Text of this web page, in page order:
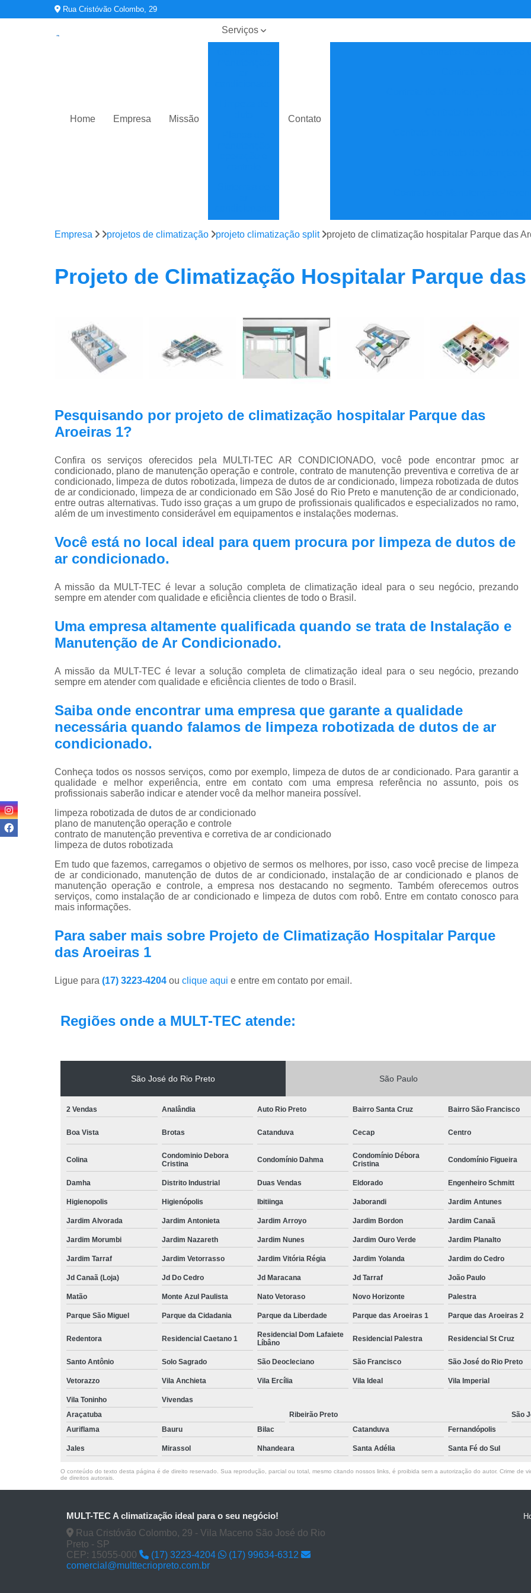
Rua Cristóvão Colombo, 29
Home Empresa Missão
Serviços
Sistemas de
climatização
Contato
Contrato Manutenção
Contrato Prestação de Serviços
Limpeza de
Limpeza de Dutos de Ar
Limpeza de Dutos de Ar Condicionado
Limpeza de Dutos e Coifas
Limpeza de
Plano de Manutenção de Ar Condicionado
Plano de Manutenção
Plano Manutenção Ar
Pmoc Ar Condicionado Central
Pmoc Ar Condicionado Vila
Pmoc para Ar Condicionado
Pmoc
Pmoc Plano de Manutenção
Retrofit de Sistema de Ar
Sistema de Dutos de Ar Condicionado
Sistema Central de
Sistema de Climatização de
Sistema de Climatização Vrf
Empresa projetos de climatização projeto climatização split projeto de climatização hospitalar Parque das
Projeto de Climatização Hospitalar Parque
Pesquisando por projeto de climatização hospitalar Parque das
Aroeiras 1?
Confira os serviços oferecidos pela MULTI-TEC AR CONDICIONADO, você pode encontrar pmoc ar
condicionado, plano de manutenção operação e controle, contrato de manutenção preventiva e corretiva de ar
condicionado, limpeza de dutos robotizada, limpeza de dutos de ar condicionado, limpeza robotizada de dutos
de ar condicionado, limpeza de ar condicionado em São José do Rio Preto e manutenção de ar condicionado,
entre outras alternativas. Tudo isso graças a um grupo de profissionais qualificados e especializados no ramo,
além de um investimento considerável em equipamentos e instalações modernas.
Você está no local ideal para quem procura por limpeza de dutos de
ar condicionado.
A missão da MULT-TEC é levar a solução completa de climatização ideal para o seu negócio, prezando
sempre em atender com qualidade e eficiência clientes de todo o Brasil.
Uma empresa altamente qualificada quando se trata de Instalação e
Manutenção de Ar Condicionado.
A missão da MULT-TEC é levar a solução completa de climatização ideal para o seu negócio, prezando
sempre em atender com qualidade e eficiência clientes de todo o Brasil.
Saiba onde encontrar uma empresa que garante a qualidade
necessária quando falamos de limpeza robotizada de dutos de ar
condicionado.
Conheça todos os nossos serviços, como por exemplo, limpeza de dutos de ar condicionado. Para garantir a
qualidade e melhor experiência, entre em contato com uma empresa referência no assunto, pois os
profissionais saberão indicar e atender você da melhor maneira possível.
limpeza robotizada de dutos de ar condicionado
plano de manutenção operação e controle
contrato de manutenção preventiva e corretiva de ar condicionado
limpeza de dutos robotizada
Em tudo que fazemos, carregamos o objetivo de sermos os melhores, por isso, caso você precise de limpeza
de ar condicionado, manutenção de dutos de ar condicionado, instalação de ar condicionado e planos de
manutenção operação e controle, a empresa nos destacando no segmento. Também oferecemos outros
serviços, como instalação de ar condicionado e limpeza de dutos com robô. Entre em contato conosco para
mais informações.
Para saber mais sobre Projeto de Climatização Hospitalar Parque
das Aroeiras 1
Ligue para (17) 3223-4204 ou clique aqui e entre em contato por email.
Regiões onde a MULT-TEC atende:
São José do Rio Preto São Paulo
2 Vendas Analândia Auto Rio Preto Bairro Santa Cruz Bairro São Francisco
Boa Vista Brotas Catanduva Cecap Centro
Colina
Condominio Debora
Cristina
Condomínio Dahma
Condomínio Débora
Cristina
Condomínio Figueira
Damha Distrito Industrial Duas Vendas Eldorado Engenheiro Schmitt
Higienopolis Higienópolis Ibitiinga Jaborandi Jardim Antunes
Jardim Alvorada Jardim Antonieta Jardim Arroyo Jardim Bordon Jardim Canaã
Jardim Morumbi Jardim Nazareth Jardim Nunes Jardim Ouro Verde Jardim Planalto
Jardim Tarraf Jardim Vetorrasso Jardim Vitória Régia Jardim Yolanda Jardim do Cedro
Jd Canaã (Loja) Jd Do Cedro Jd Maracana Jd Tarraf João Paulo
Matão Monte Azul Paulista Nato Vetoraso Novo Horizonte Palestra
Parque São Miguel Parque da Cidadania Parque da Liberdade Parque das Aroeiras 1 Parque das Aroeiras 2
Redentora Residencial Caetano 1
Residencial Dom Lafaiete
Líbâno
Residencial Palestra Residencial St Cruz
Santo Antônio Solo Sagrado São Deocleciano São Francisco São José do Rio Preto
Vetorazzo Vila Anchieta Vila Ercília Vila Ideal Vila Imperial
Vila Toninho
Vivendas
Araçatuba
Ribeirão Preto
São
Auriflama
Bauru Bilac Catanduva Fernandópolis
Jales Mirassol Nhandeara Santa Adélia Santa Fé do Sul
O conteúdo do texto desta página é de direito reservado. Sua reprodução, parcial ou total, mesmo citando nossos links, é proibida sem a autorização do autor. Crime de
de direitos autorais
MULT-TEC A climatização ideal para o seu negócio!
Rua Cristóvão Colombo, 29 - Vila Maceno São José do Rio
Preto - SP
CEP: 15055-000
(17) 3223-4204
(17) 99634-6312
comercial@multtecriopreto.com.br